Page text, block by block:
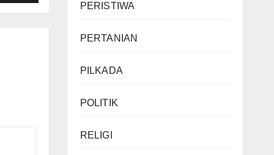
PERISTIWA
PERTANIAN
PILKADA
POLITIK
RELIGI